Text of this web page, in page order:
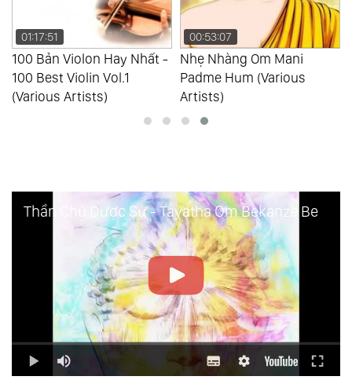
01:17:51
100 Bản Violon Hay Nhất -
100 Best Violin Vol.1
(Various Artists)
00:53:07
Nhẹ Nhàng Om Mani
Padme Hum (Various
Artists)
Thần Chú Dược Sư - Tayatha Om Bekanze